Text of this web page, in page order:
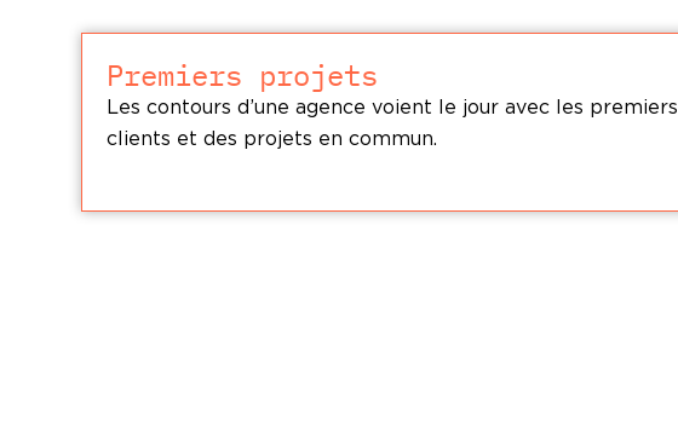
Premiers projets
Les contours d’une agence voient le jour avec les premiers
clients et des projets en commun.